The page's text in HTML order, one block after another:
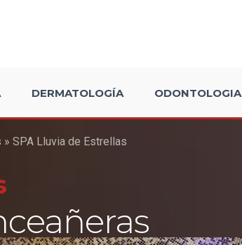
DERMATOLOGÍA ODONTOLOGIA
» SPA Lluvia de Estrellas